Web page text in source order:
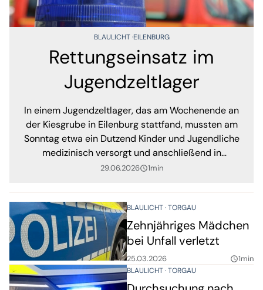
BLAULICHT EILENBURG
Rettungseinsatz im
Jugendzeltlager
In einem Jugendzeltlager, das am Wochenende an
der Kiesgrube in Eilenburg stattfand, mussten am
Sonntag etwa ein Dutzend Kinder und Jugendliche
medizinisch versorgt und anschließend in
umliegende Krankenhäuser gebracht werden.
29.06.2026query_builder1min
BLAULICHT TORGAU
Zehnjähriges Mädchen
bei Unfall verletzt
25.03.2026 query_builder1min
BLAULICHT TORGAU